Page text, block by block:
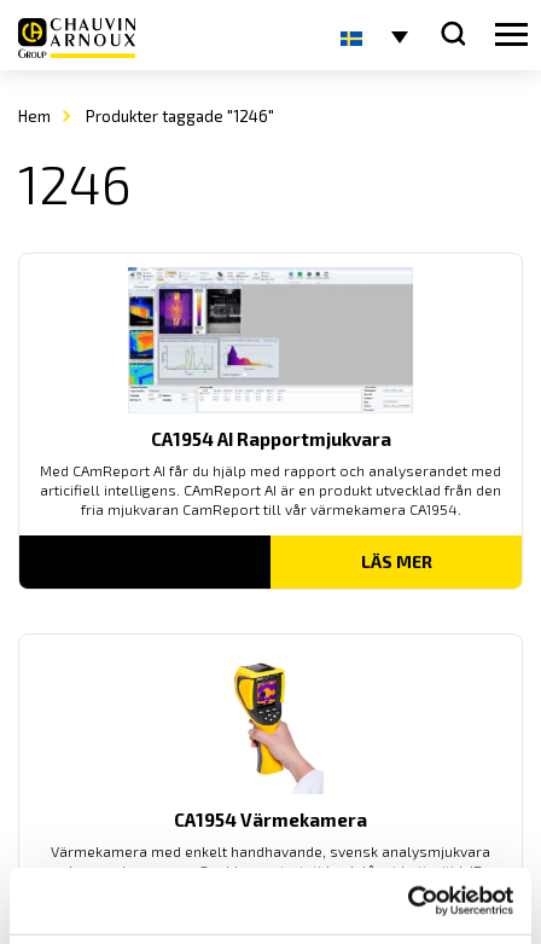
Hem Produkter taggade "1246"
1246
CA1954 AI Rapportmjukvara
Med CAmReport AI får du hjälp med rapport och analyserandet med
articifiell intelligens. CAmReport AI är en produkt utvecklad från den
fria mjukvaran CamReport till vår värmekamera CA1954.
LÄS MER
CA1954 Värmekamera
Värmekamera med enkelt handhavande, svensk analysmjukvara
och svenska menyer. Snabb uppstartstid och långt batteritid. IR-
bild, vanlig bild samt bild-i-bild -funktion. Anslut andra instrument
via Bluetooth till värmekamera CA 1954 för att se de uppmätta